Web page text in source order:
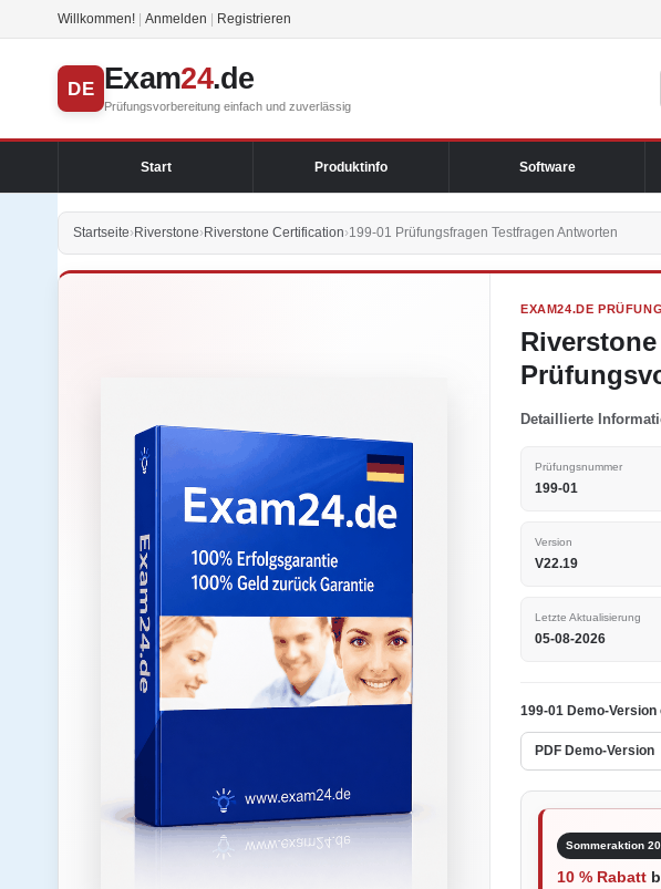
Willkommen! Anmelden Registrieren
DE Exam24.de
Prüfungsvorbereitung einfach und zuverlässig
Start Produktinfo Software
Startseite›Riverstone›Riverstone Certification›199-01 Prüfungsfragen Testfragen Antworten
EXAM24.DE
Detaillierte
Prüfungsnummer
199-01
Version
V22.19
Letzte Aktualisierung
05-08-2026
199-01 Demo-
PDF Demo-Version
Sommeraktion
10 % Rabatt